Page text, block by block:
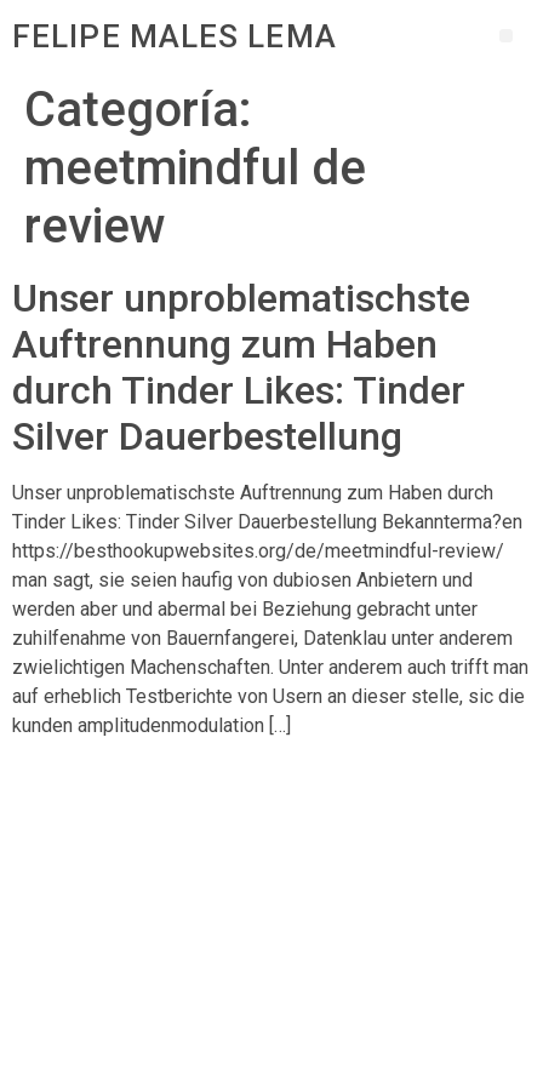
FELIPE MALES LEMA
Categoría:
meetmindful de
review
Unser unproblematischste
Auftrennung zum Haben
durch Tinder Likes: Tinder
Silver Dauerbestellung
Unser unproblematischste Auftrennung zum Haben durch
Tinder Likes: Tinder Silver Dauerbestellung Bekannterma?en
https://besthookupwebsites.org/de/meetmindful-review/
man sagt, sie seien haufig von dubiosen Anbietern und
werden aber und abermal bei Beziehung gebracht unter
zuhilfenahme von Bauernfangerei, Datenklau unter anderem
zwielichtigen Machenschaften. Unter anderem auch trifft man
auf erheblich Testberichte von Usern an dieser stelle, sic die
kunden amplitudenmodulation […]